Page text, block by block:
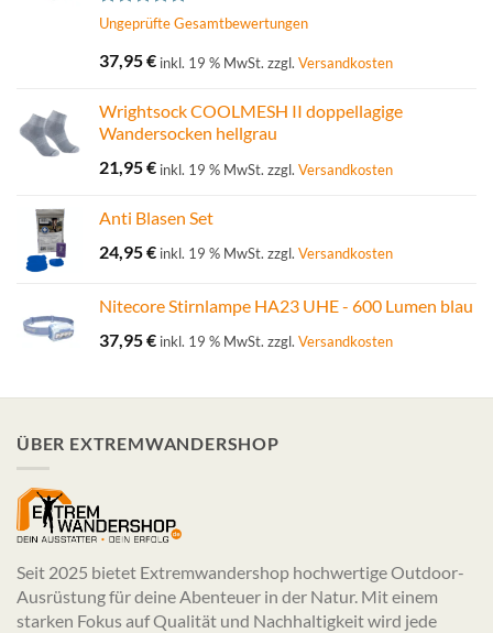
Bewertet
von 5
Ungeprüfte Gesamtbewertungen
37,95€ inkl. 19 % MwSt. zzgl. Versandkosten
Wrightsock COOLMESH II doppellagige
Wandersocken hellgrau
21,95€ inkl. 19 % MwSt. zzgl. Versandkosten
Anti Blasen Set
24,95€ inkl. 19 % MwSt. zzgl. Versandkosten
Nitecore Stirnlampe HA23 UHE - 600 Lumen blau
37,95€ inkl. 19 % MwSt. zzgl. Versandkosten
ÜBER EXTREMWANDERSHOP
Seit 2025 bietet Extremwandershop hochwertige Outdoor-
Ausrüstung für deine Abenteuer in der Natur. Mit einem
starken Fokus auf Qualität und Nachhaltigkeit wird jede